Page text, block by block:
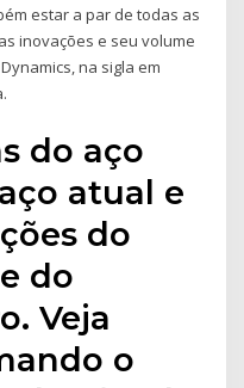
estar a par de todas as
inovações e seu volume
na sigla em
do aço
atual e
do
do
Veja
o